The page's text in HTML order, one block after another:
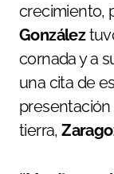
crecimiento,
González
cornada y a
una cita de
presentación
tierra,